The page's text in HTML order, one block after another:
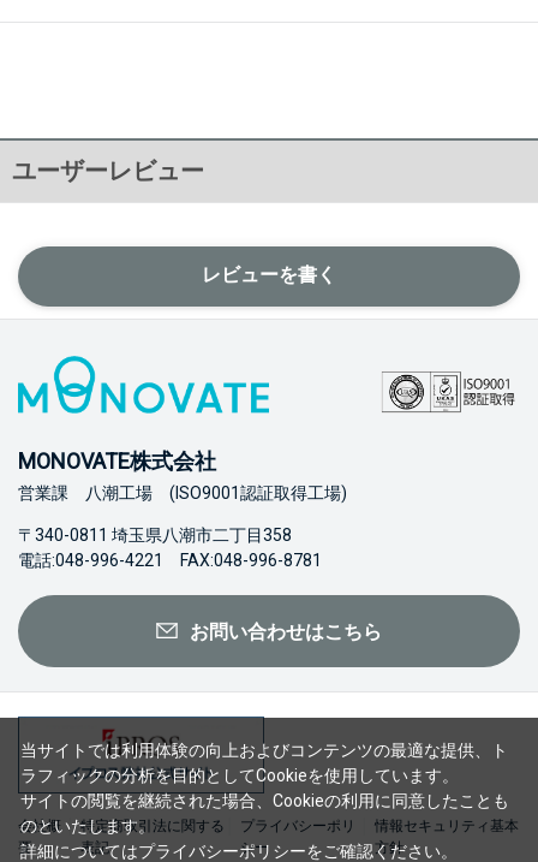
ユーザーレビュー
レビューを書く
MONOVATE株式会社
営業課 八潮工場 (ISO9001認証取得工場)
〒340-0811 埼玉県八潮市二丁目358
電話:048-996-4221 FAX:048-996-8781
お問い合わせはこちら
会社概
要
特定商取引法に関する
表記
プライバシーポリ
シー
情報セキュリティ基本
方針
当サイトでは利用体験の向上およびコンテンツの最適な提供、ト
ラフィックの分析を目的としてCookieを使用しています。
サイトの閲覧を継続された場合、Cookieの利用に同意したことも
のといたします。
詳細についてはプライバシーポリシーをご確認ください。